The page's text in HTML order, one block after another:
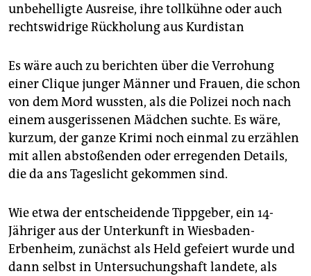
unbehelligte Ausreise, ihre tollkühne oder auch
rechtswidrige Rückholung aus Kurdistan
Es wäre auch zu berichten über die Verrohung
einer Clique junger Männer und Frauen, die schon
von dem Mord wussten, als die Polizei noch nach
einem ausgerissenen Mädchen suchte. Es wäre,
kurzum, der ganze Krimi noch einmal zu erzählen
mit allen abstoßenden oder erregenden Details,
die da ans Tageslicht gekommen sind.
Wie etwa der entscheidende Tippgeber, ein 14-
Jähriger aus der Unterkunft in Wiesbaden-
Erbenheim, zunächst als Held gefeiert wurde und
dann selbst in Untersuchungshaft landete, als